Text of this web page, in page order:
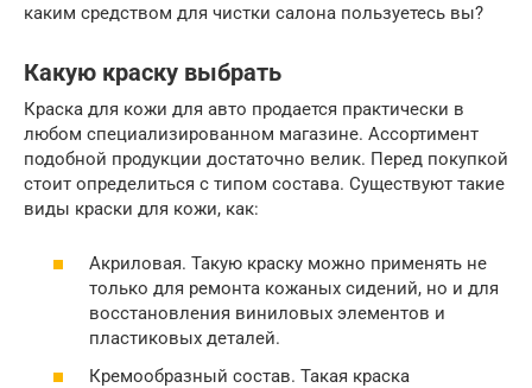
каким средством для чистки салона пользуетесь вы?
Какую краску выбрать
Краска для кожи для авто продается практически в
любом специализированном магазине. Ассортимент
подобной продукции достаточно велик. Перед покупкой
стоит определиться с типом состава. Существуют такие
виды краски для кожи, как:
Акриловая. Такую краску можно применять не
только для ремонта кожаных сидений, но и для
восстановления виниловых элементов и
пластиковых деталей.
Кремообразный состав. Такая краска